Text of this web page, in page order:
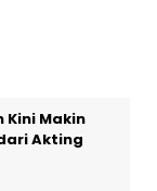
Kini Makin
Akting